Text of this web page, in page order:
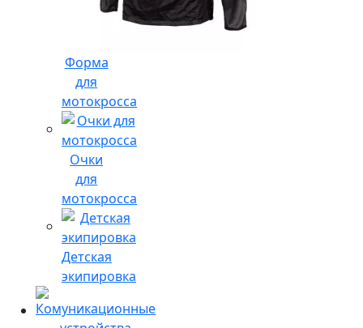
Форма
для
мотокросса
Очки
для
мотокросса
Детская
экипировка